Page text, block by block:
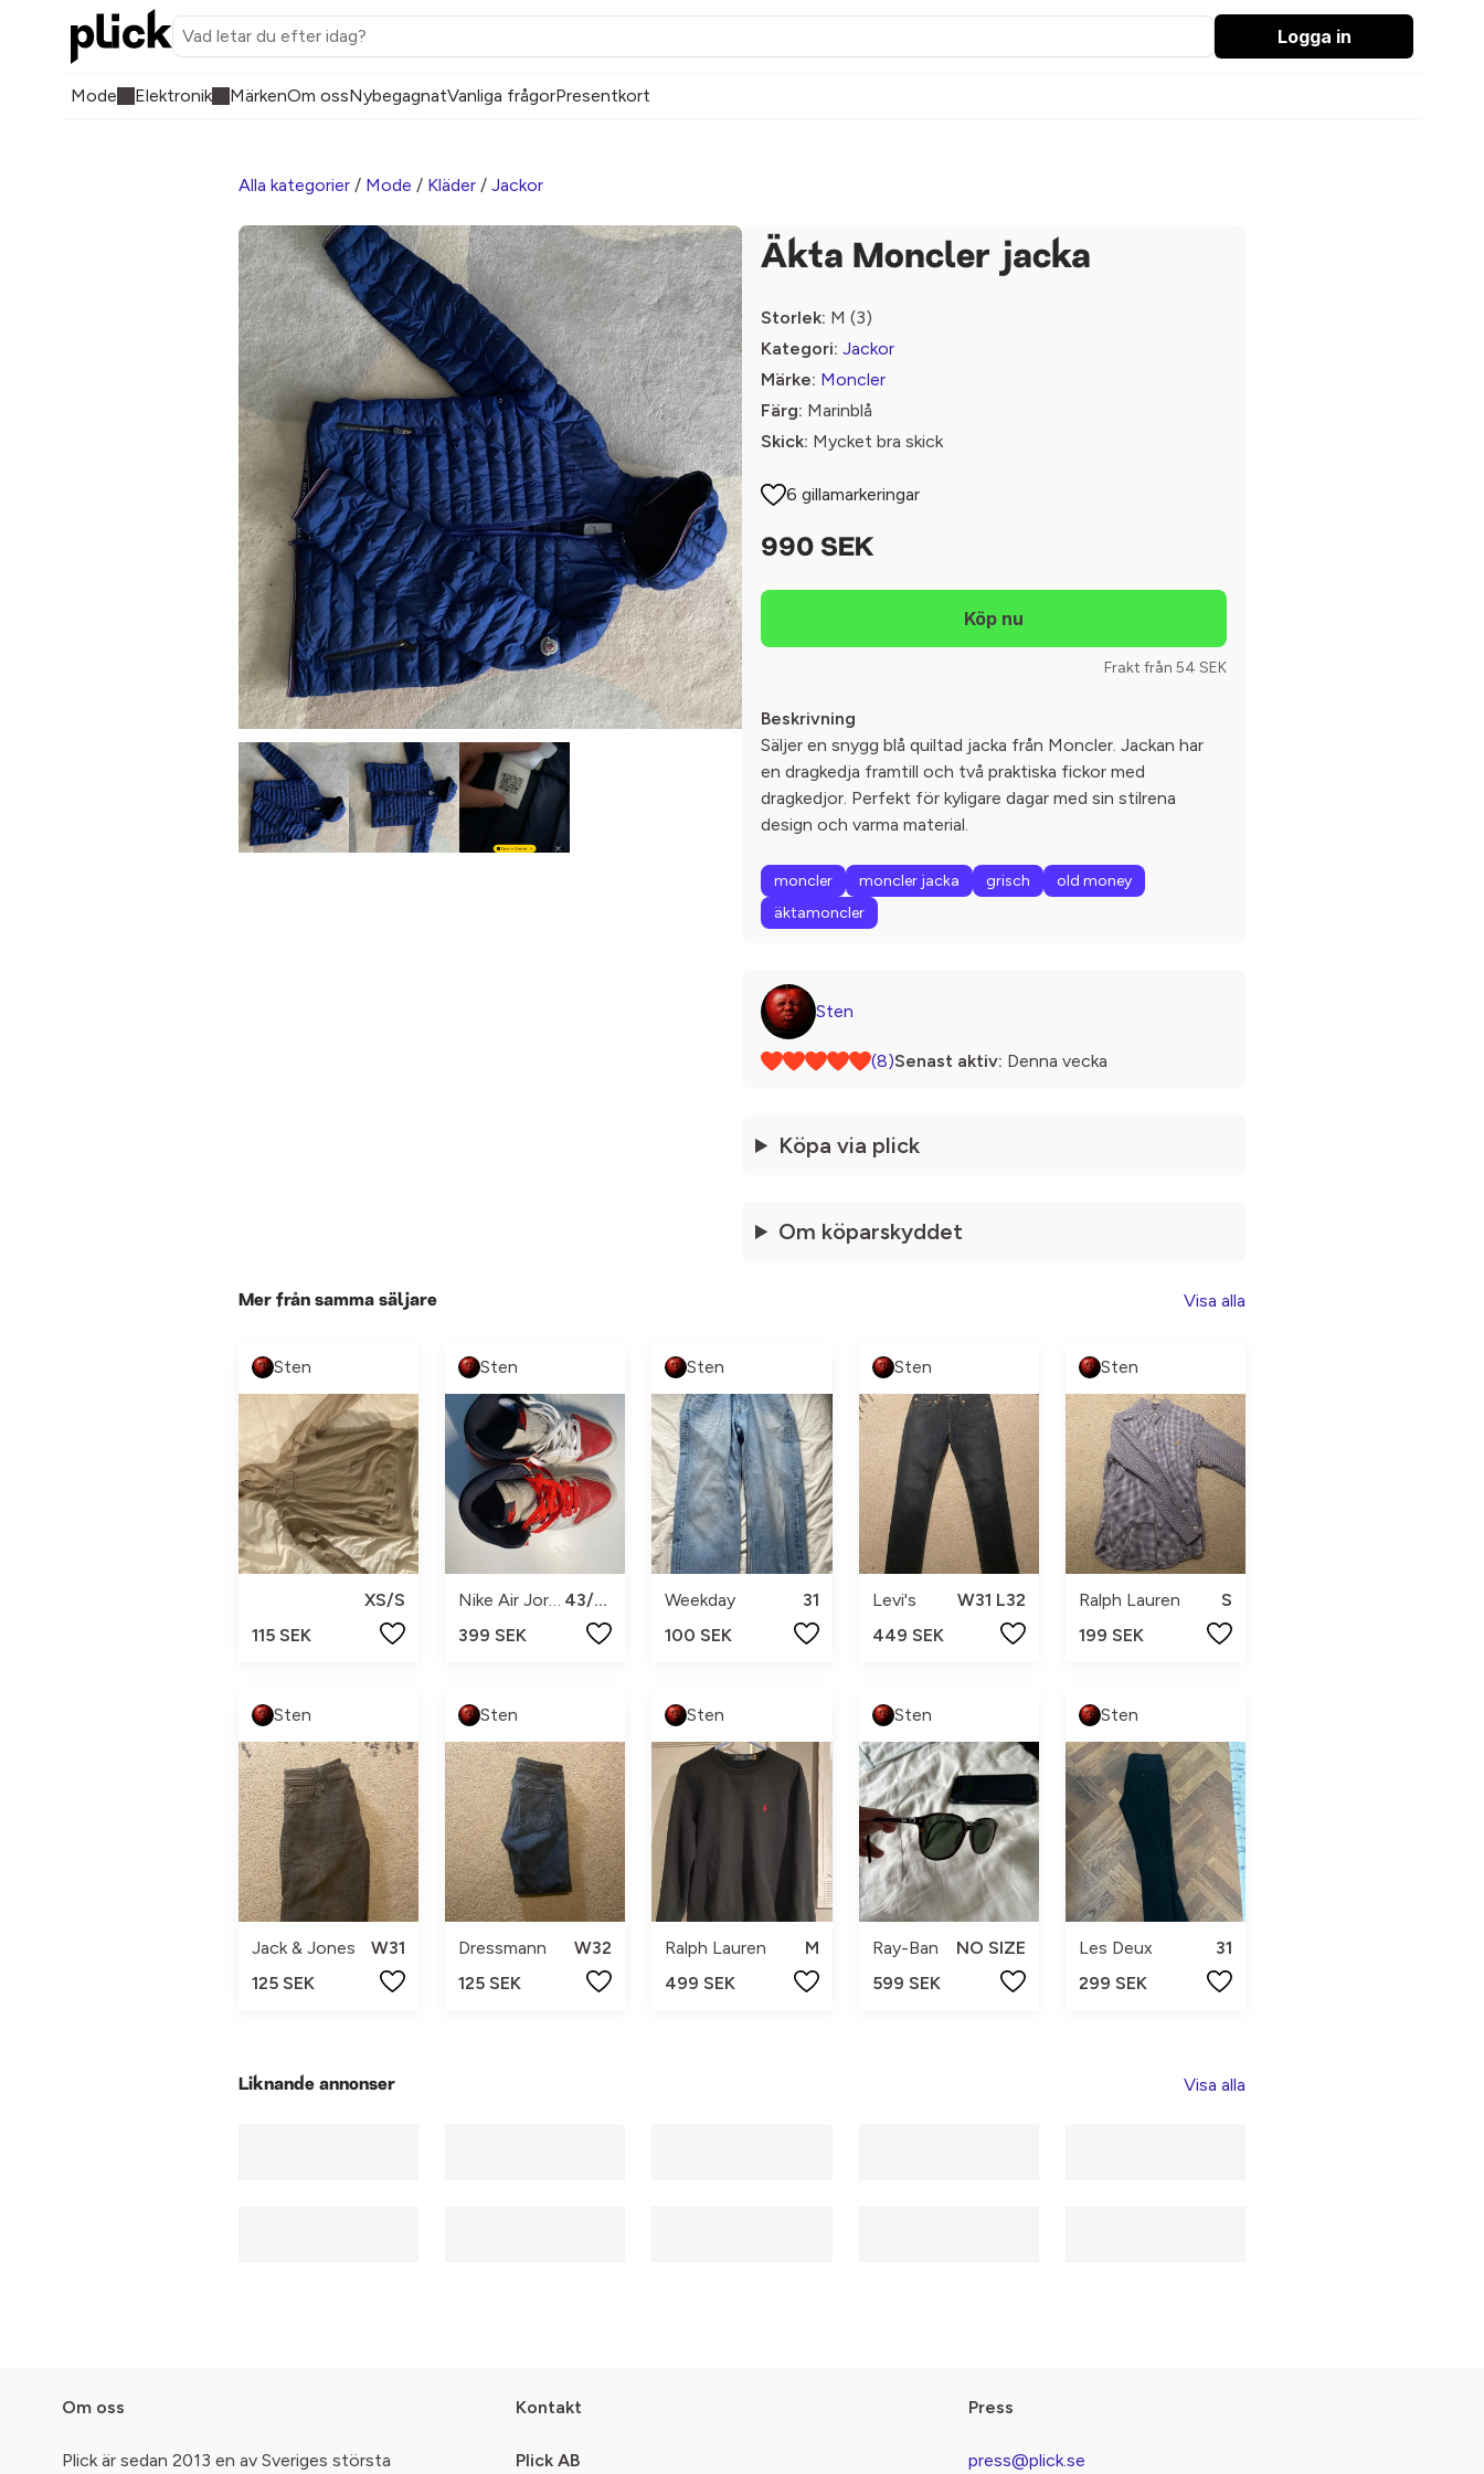
Logga in
Mode Elektronik MärkenOm ossNybegagnatVanliga frågorPresentkort
Alla kategorier / Mode / Kläder / Jackor
Äkta Moncler jacka
Storlek: M (3)
Kategori: Jackor
Märke: Moncler
Färg: Marinblå
Skick: Mycket bra skick
6 gillamarkeringar
990 SEK
Frakt från 54 SEK
Beskrivning
Säljer en snygg blå quiltad jacka från Moncler. Jackan har
en dragkedja framtill och två praktiska fickor med
dragkedjor. Perfekt för kyligare dagar med sin stilrena
design och varma material.
moncler moncler jacka grisch
old money
äktamoncler
Sten
(8)Senast aktiv: Denna vecka
Köpa via plick
Om köparskyddet
Mer från samma säljare Visa alla
Sten
XS/S
115 SEK
Sten
Nike Air Jordan
43/44
399 SEK
Sten
Weekday
31
100 SEK
Sten
Levi's
W31 L32
449 SEK
Sten
Ralph Lauren
S
199 SEK
Sten
Jack & Jones
W31
125 SEK
Sten
Dressmann
W32
125 SEK
Sten
Ralph Lauren
M
499 SEK
Sten
Ray-Ban
NO SIZE
599 SEK
Sten
Les Deux
31
299 SEK
Liknande annonser Visa alla
Om oss
Plick är sedan 2013 en av Sveriges största
Kontakt
Plick AB
Press
press@plick.se